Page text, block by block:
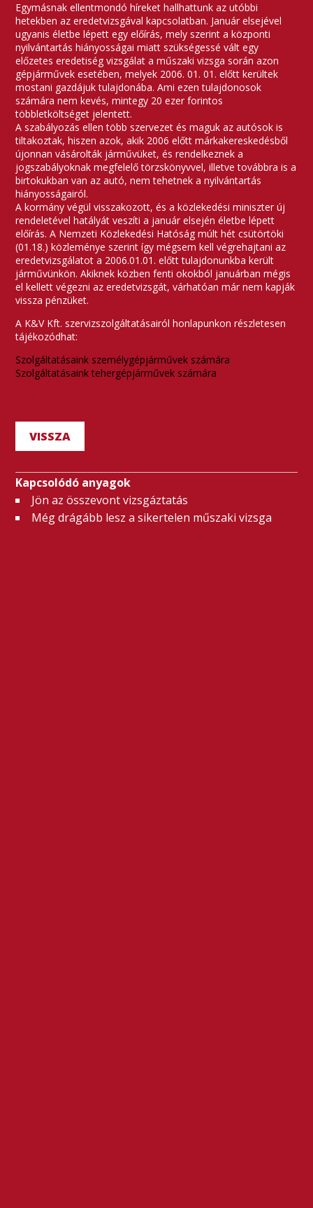
Egymásnak ellentmondó híreket hallhattunk az utóbbi
hetekben az eredetvizsgával kapcsolatban. Január elsejével
ugyanis életbe lépett egy előírás, mely szerint a központi
nyilvántartás hiányosságai miatt szükségessé vált egy
előzetes eredetiség vizsgálat a műszaki vizsga során azon
gépjárművek esetében, melyek 2006. 01. 01. előtt kerültek
mostani gazdájuk tulajdonába. Ami ezen tulajdonosok
számára nem kevés, mintegy 20 ezer forintos
többletköltséget jelentett.
A szabályozás ellen több szervezet és maguk az autósok is
tiltakoztak, hiszen azok, akik 2006 előtt márkakereskedésből
újonnan vásárolták járművüket, és rendelkeznek a
jogszabályoknak megfelelő törzskönyvvel, illetve továbbra is a
birtokukban van az autó, nem tehetnek a nyilvántartás
hiányosságairól.
A kormány végül visszakozott, és a közlekedési miniszter új
rendeletével hatályát veszíti a január elsején életbe lépett
előírás. A Nemzeti Közlekedési Hatóság múlt hét csütörtöki
(01.18.) közleménye szerint így mégsem kell végrehajtani az
eredetvizsgálatot a 2006.01.01. előtt tulajdonunkba került
járművünkön. Akiknek közben fenti okokból januárban mégis
el kellett végezni az eredetvizsgát, várhatóan már nem kapják
vissza pénzüket.
A K&V Kft. szervizszolgáltatásairól honlapunkon részletesen
tájékozódhat:
Szolgáltatásaink személygépjárművek számára
Szolgáltatásaink tehergépjárművek számára
VISSZA
Kapcsolódó anyagok
Jön az összevont vizsgáztatás
Még drágább lesz a sikertelen műszaki vizsga